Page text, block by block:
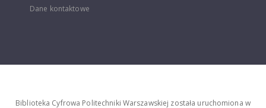
Dane kontaktowe
Biblioteka Cyfrowa Politechniki Warszawskiej została uruchomiona w